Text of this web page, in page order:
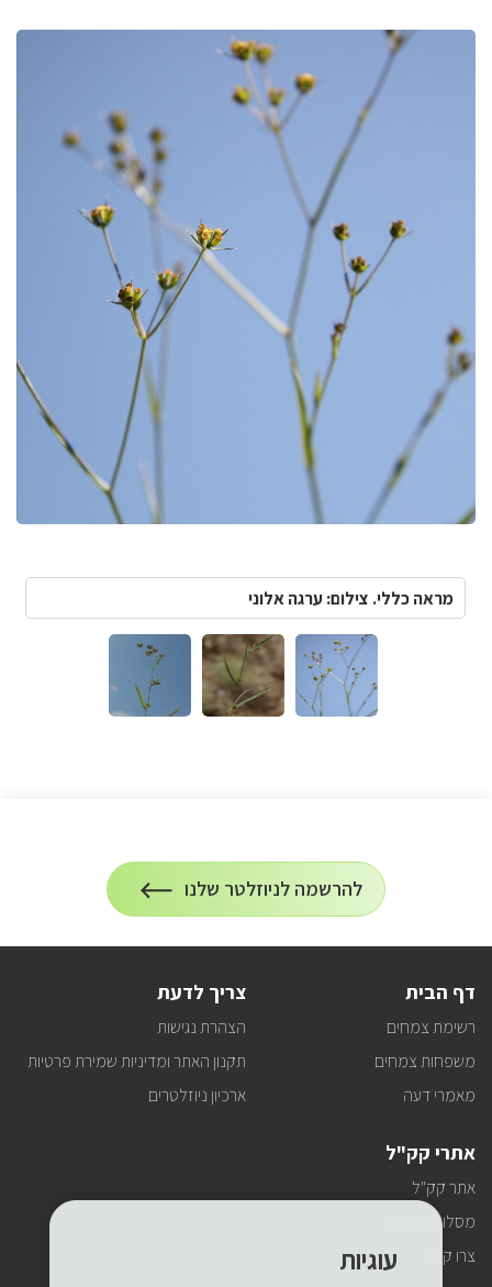
תמונות
מראה כללי. צילום: ערגה אלוני
הרשמה
להרשמה לניוזלטר שלנו
על
הרשמה
דף הבית
רשימת צמחים
משפחות צמחים
מאמרי דעה
צריך לדעת
הצהרת נגישות
תקנון האתר ומדיניות שמירת פרטיות
ארכיון ניוזלטרים
אתרי קק"ל
אתר קק"ל
מסלולי טיולים
צרו קשר
עוגיות